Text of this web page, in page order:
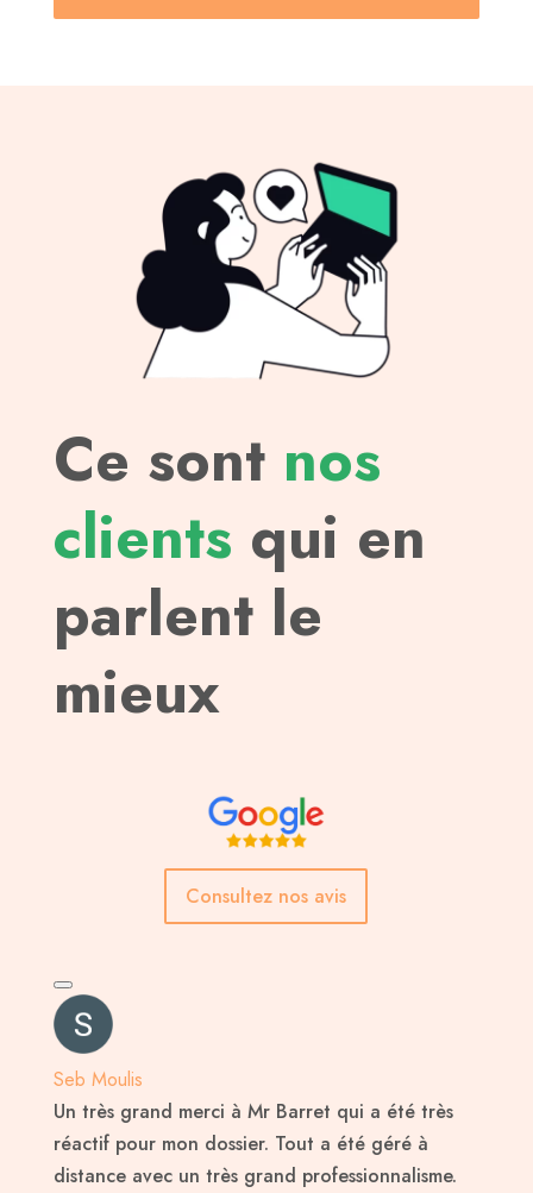
Ce sont nos
clients qui en
parlent le
mieux
Consultez nos avis
Seb Moulis
Un très grand merci à Mr Barret qui a été très
réactif pour mon dossier. Tout a été géré à
distance avec un très grand professionnalisme.